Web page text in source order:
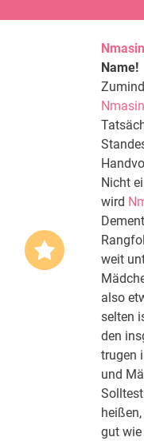
Name!
Nicht
wird
weit
also
selten
den
trugen
und
gut wie